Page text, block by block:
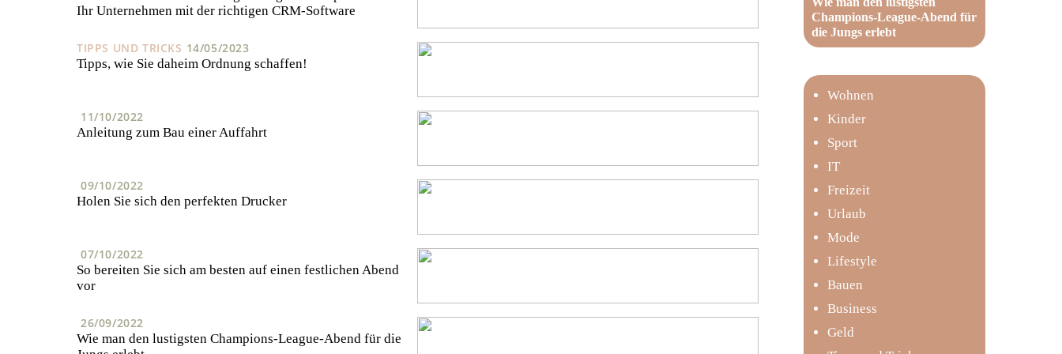
Ihr Unternehmen mit der richtigen CRM-Software
TIPPS UND TRICKS 14/05/2023
Tipps, wie Sie daheim Ordnung schaffen!
11/10/2022
Anleitung zum Bau einer Auffahrt
09/10/2022
Holen Sie sich den perfekten Drucker
07/10/2022
So bereiten Sie sich am besten auf einen festlichen Abend
vor
26/09/2022
Wie man den lustigsten Champions-League-Abend für die
Champions-League-Abend für
die Jungs erlebt
Wohnen
Kinder
Sport
IT
Freizeit
Urlaub
Mode
Lifestyle
Bauen
Business
Geld